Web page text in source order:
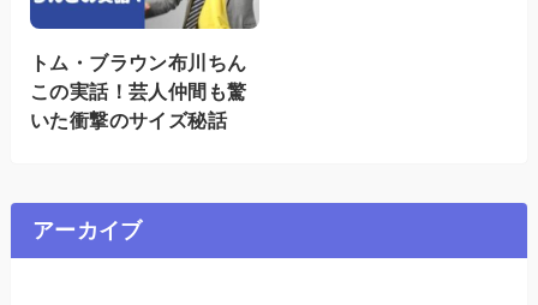
トム・ブラウン布川ちん
この実話！芸人仲間も驚
いた衝撃のサイズ秘話
アーカイブ